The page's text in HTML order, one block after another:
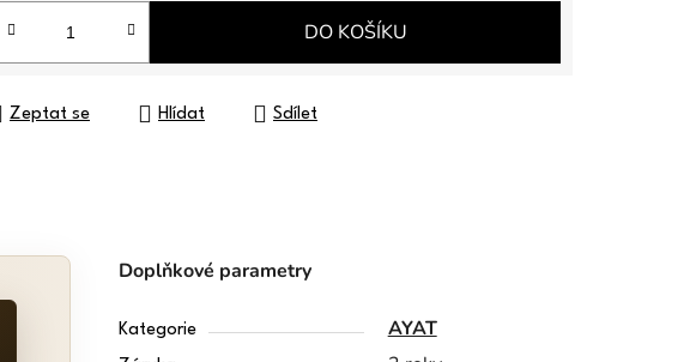
DO KOŠÍKU
Zeptat se Hlídat Sdílet
Doplňkové parametry
Kategorie AYAT